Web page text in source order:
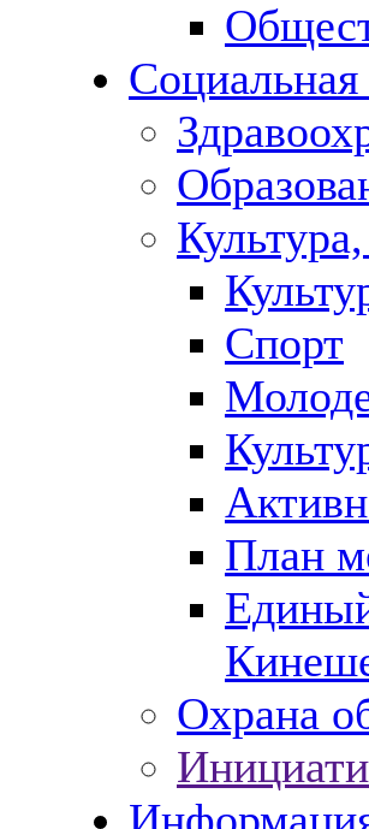
Спорт
План
Охрана